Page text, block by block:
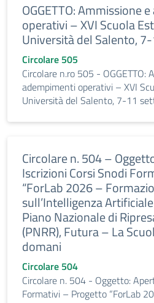
OGGETTO: Ammissione
operativi – XVI Scuola
Università del Salento,
Circolare 505
Circolare n.ro 505 - OGGETTO:
adempimenti operativi – XVI
Università del Salento, 7-11
Circolare n. 504 –
Iscrizioni Corsi Snodi
“ForLab 2026 –
sull’Intelligenza
Piano Nazionale di
(PNRR), Futura – La
domani
Circolare 504
Circolare n. 504 - Oggetto:
Formativi – Progetto “ForLab